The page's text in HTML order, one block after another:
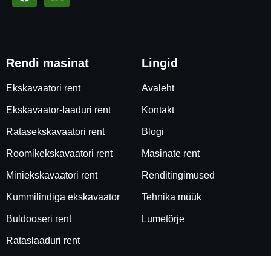
Rendi masinat
Ekskavaatori rent
Ekskavaator-laaduri rent
Ratasekskavaatori rent
Roomikekskavaatori rent
Miniekskavaatori rent
Kummilindiga ekskavaator
Buldooseri rent
Rataslaaduri rent
Lingid
Avaleht
Kontakt
Blogi
Masinate rent
Renditingimused
Tehnika müük
Lumetõrje